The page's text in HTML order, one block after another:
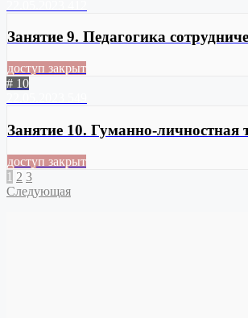
Занятие 9. Педагогика
доступ закрыт
# 10
Занятие 10. Гуманно-
доступ закрыт
1 2 3
Следующая